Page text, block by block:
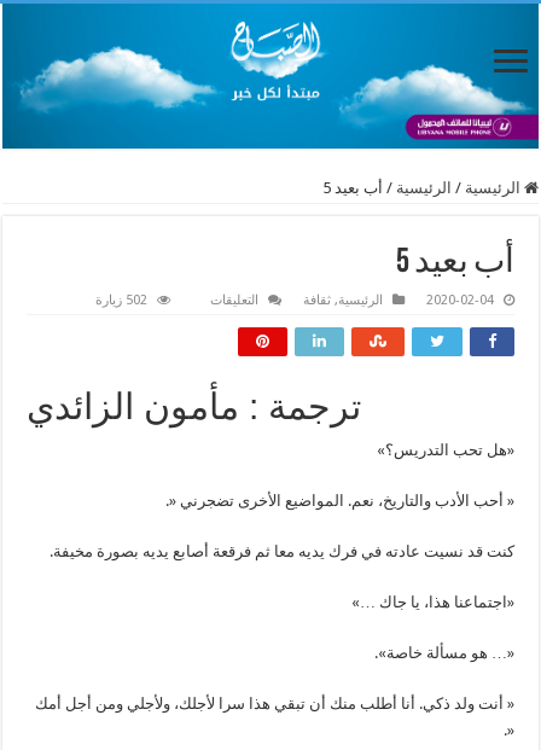
الرئيسية / الرئيسية / أب بعيد 5
أب بعيد 5
2020-02-04 الرئيسية,ثقافة التعليقات 502 زيارة
ترجمة : مأمون الزائدي
«هل تحب التدريس؟»
« أحب الأدب والتاريخ، نعم. المواضيع الأخرى تضجرني «.
كنت قد نسيت عادته في فرك يديه معا ثم فرقعة أصابع يديه بصورة مخيفة.
«اجتماعنا هذا، يا جاك …»
«… هو مسألة خاصة».
« أنت ولد ذكي. أنا أطلب منك أن تبقي هذا سرا لأجلك، ولأجلي ومن أجل أمك
«.